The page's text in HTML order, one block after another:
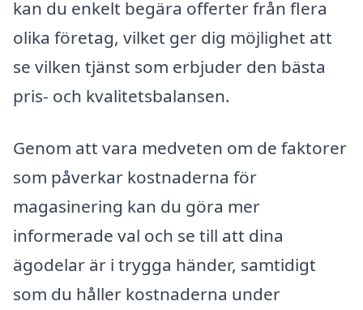
kan du enkelt begära offerter från flera
olika företag, vilket ger dig möjlighet att
se vilken tjänst som erbjuder den bästa
pris- och kvalitetsbalansen.
Genom att vara medveten om de faktorer
som påverkar kostnaderna för
magasinering kan du göra mer
informerade val och se till att dina
ägodelar är i trygga händer, samtidigt
som du håller kostnaderna under